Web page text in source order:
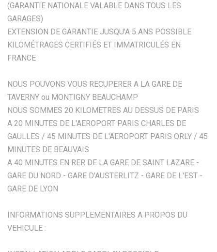
(GARANTIE NATIONALE VALABLE DANS TOUS LES
GARAGES)
EXTENSION DE GARANTIE JUSQU'A 5 ANS POSSIBLE
KILOMÉTRAGES CERTIFIÉS ET IMMATRICULÉS EN
FRANCE
NOUS POUVONS VOUS RECUPERER A LA GARE DE
TAVERNY ou MONTIGNY BEAUCHAMP
NOUS SOMMES 20 KILOMETRES AU DESSUS DE PARIS
A 20 MINUTES DE L'AEROPORT PARIS CHARLES DE
GAULLES / 45 MINUTES DE L'AEROPORT PARIS ORLY / 45
MINUTES DE BEAUVAIS
A 40 MINUTES EN RER DE LA GARE DE SAINT LAZARE -
GARE DU NORD - GARE D'AUSTERLITZ - GARE DE L'EST -
GARE DE LYON
INFORMATIONS SUPPLEMENTAIRES A PROPOS DU
VEHICULE :